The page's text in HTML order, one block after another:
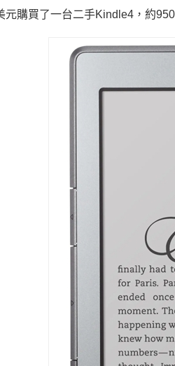
元購買了一台二手Kindle4，約950